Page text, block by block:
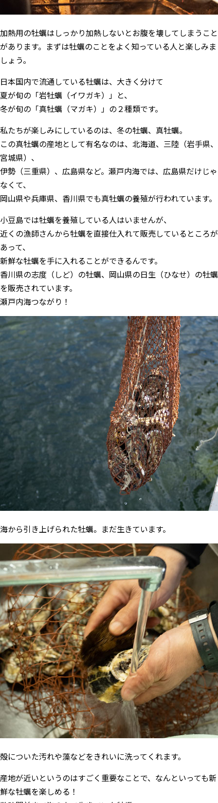
加熱用の牡蠣はしっかり加熱しないとお腹を壊してしまうこと
があります。まずは牡蠣のことをよく知っている人と楽しみま
しょう。
日本国内で流通している牡蠣は、大きく分けて
夏が旬の「岩牡蠣（イワガキ）」と、
冬が旬の「真牡蠣（マガキ）」の２種類です。
私たちが楽しみにしているのは、冬の牡蠣、真牡蠣。
この真牡蠣の産地として有名なのは、北海道、三陸（岩手県、
宮城県）、
伊勢（三重県）、広島県など。瀬戸内海では、広島県だけじゃ
なくて、
岡山県や兵庫県、香川県でも真牡蠣の養殖が行われています。
小豆島では牡蠣を養殖している人はいませんが、
近くの漁師さんから牡蠣を直接仕入れて販売しているところが
あって、
新鮮な牡蠣を手に入れることができるんです。
香川県の志度（しど）の牡蠣、岡山県の日生（ひなせ）の牡蠣
を販売されています。
瀬戸内海つながり！
海から引き上げられた牡蠣。まだ生きています。
殻についた汚れや藻などをきれいに洗ってくれます。
産地が近いというのはすごく重要なことで、なんといっても新
鮮な牡蠣を楽しめる！